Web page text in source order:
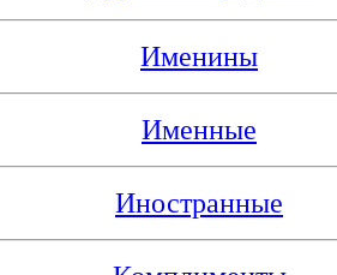
Именины
Именные
Иностранные